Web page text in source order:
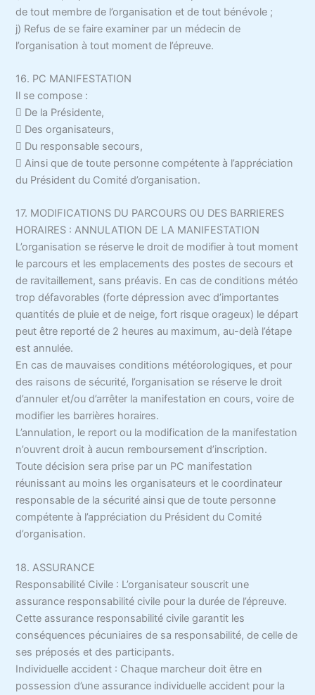
de tout membre de l’organisation et de tout bénévole ;
j) Refus de se faire examiner par un médecin de
l’organisation à tout moment de l’épreuve.
16. PC MANIFESTATION
Il se compose :
 De la Présidente,
 Des organisateurs,
 Du responsable secours,
 Ainsi que de toute personne compétente à l’appréciation
du Président du Comité d’organisation.
17. MODIFICATIONS DU PARCOURS OU DES BARRIERES
HORAIRES : ANNULATION DE LA MANIFESTATION
L’organisation se réserve le droit de modifier à tout moment
le parcours et les emplacements des postes de secours et
de ravitaillement, sans préavis. En cas de conditions météo
trop défavorables (forte dépression avec d’importantes
quantités de pluie et de neige, fort risque orageux) le départ
peut être reporté de 2 heures au maximum, au-delà l’étape
est annulée.
En cas de mauvaises conditions météorologiques, et pour
des raisons de sécurité, l’organisation se réserve le droit
d’annuler et/ou d’arrêter la manifestation en cours, voire de
modifier les barrières horaires.
L’annulation, le report ou la modification de la manifestation
n’ouvrent droit à aucun remboursement d’inscription.
Toute décision sera prise par un PC manifestation
réunissant au moins les organisateurs et le coordinateur
responsable de la sécurité ainsi que de toute personne
compétente à l’appréciation du Président du Comité
d’organisation.
18. ASSURANCE
Responsabilité Civile : L’organisateur souscrit une
assurance responsabilité civile pour la durée de l’épreuve.
Cette assurance responsabilité civile garantit les
conséquences pécuniaires de sa responsabilité, de celle de
ses préposés et des participants.
Individuelle accident : Chaque marcheur doit être en
possession d’une assurance individuelle accident pour la